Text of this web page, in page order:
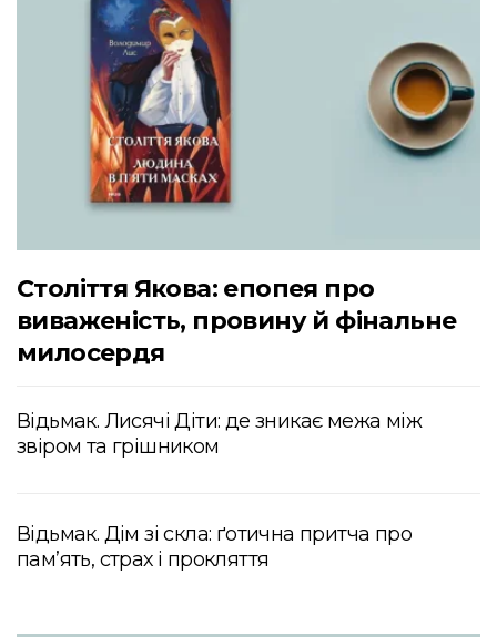
Століття Якова: епопея про
виваженість, провину й фінальне
милосердя
Відьмак. Лисячі Діти: де зникає межа між
звіром та грішником
Відьмак. Дім зі скла: ґотична притча про
пам’ять, страх і прокляття